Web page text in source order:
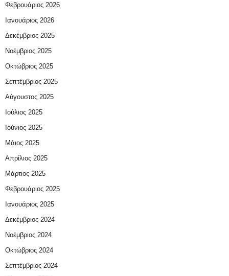
Φεβρουάριος 2026
Ιανουάριος 2026
Δεκέμβριος 2025
Νοέμβριος 2025
Οκτώβριος 2025
Σεπτέμβριος 2025
Αύγουστος 2025
Ιούλιος 2025
Ιούνιος 2025
Μάιος 2025
Απρίλιος 2025
Μάρτιος 2025
Φεβρουάριος 2025
Ιανουάριος 2025
Δεκέμβριος 2024
Νοέμβριος 2024
Οκτώβριος 2024
Σεπτέμβριος 2024